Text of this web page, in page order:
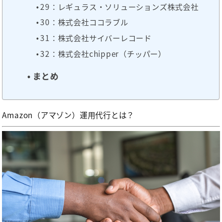
29：レギュラス・ソリューションズ株式会社
30：株式会社ココラブル
31：株式会社サイバーレコード
32：株式会社chipper（チッパー）
まとめ
Amazon（アマゾン）運用代行とは？